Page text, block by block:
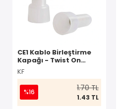
CE1 Kablo Birleştirme
Kapağı - Twist On
Konnektör
KF
%16 1.70 TL
1.43 TL